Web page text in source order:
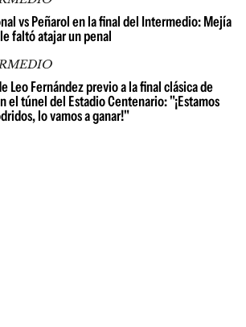
vs Peñarol en la final del Intermedio: Mejía
faltó atajar un penal
Leo Fernández previo a la final clásica de
el túnel del Estadio Centenario: "¡Estamos
lo vamos a ganar!"